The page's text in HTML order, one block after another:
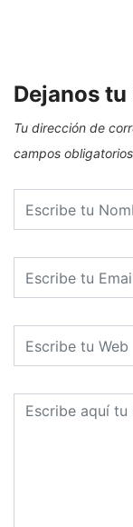
Dejanos
Tu dirección de
campos